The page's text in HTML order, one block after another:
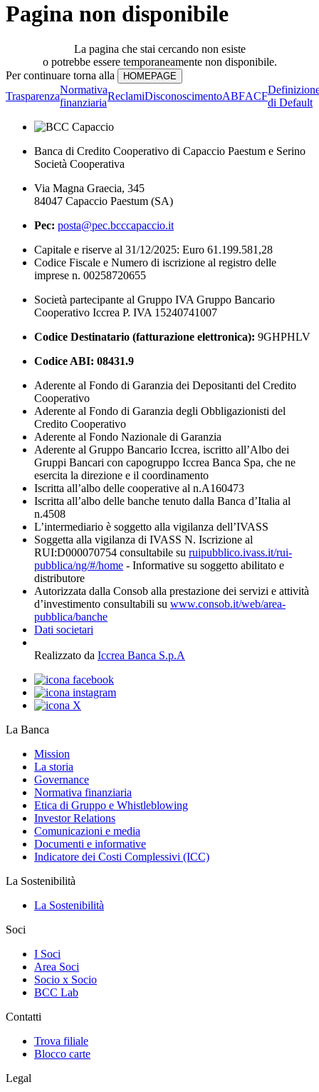
Pagina non disponibile
La pagina che stai cercando non esiste
o potrebbe essere temporaneamente non disponibile.
Per continuare torna alla
Trasparenza
Normativa
finanziaria
ReclamiDisconoscimentoABFACF
di Default
Banca di Credito Cooperativo di Capaccio Paestum e Serino
Società Cooperativa
Via Magna Graecia, 345
84047 Capaccio Paestum (SA)
Pec: posta@pec.bcccapaccio.it
Capitale e riserve al 31/12/2025: Euro 61.199.581,28
Codice Fiscale e Numero di iscrizione al registro delle
imprese n. 00258720655
Società partecipante al Gruppo IVA Gruppo Bancario
Cooperativo Iccrea P. IVA 15240741007
Codice Destinatario (fatturazione elettronica): 9GHPHLV
Codice ABI: 08431.9
Aderente al Fondo di Garanzia dei Depositanti del Credito
Cooperativo
Aderente al Fondo di Garanzia degli Obbligazionisti del
Credito Cooperativo
Aderente al Fondo Nazionale di Garanzia
Aderente al Gruppo Bancario Iccrea, iscritto all’Albo dei
Gruppi Bancari con capogruppo Iccrea Banca Spa, che ne
esercita la direzione e il coordinamento
Iscritta all’albo delle cooperative al n.A160473
Iscritta all’albo delle banche tenuto dalla Banca d’Italia al
n.4508
L’intermediario è soggetto alla vigilanza dell’IVASS
Soggetta alla vigilanza di IVASS N. Iscrizione al
RUI:D000070754 consultabile su ruipubblico.ivass.it/rui-
pubblica/ng/#/home - Informative su soggetto abilitato e
distributore
Autorizzata dalla Consob alla prestazione dei servizi e attività
d’investimento consultabili su www.consob.it/web/area-
pubblica/banche
Dati societari
Realizzato da Iccrea Banca S.p.A
La Banca
Mission
La storia
Governance
Normativa finanziaria
Etica di Gruppo e Whistleblowing
Investor Relations
Comunicazioni e media
Documenti e informative
Indicatore dei Costi Complessivi (ICC)
La Sostenibilità
La Sostenibilità
Soci
I Soci
Area Soci
Socio x Socio
BCC Lab
Contatti
Trova filiale
Blocco carte
Legal